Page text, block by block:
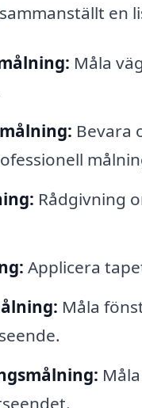
en
Måla
Bevara
Rådgivning
Applicera
Måla